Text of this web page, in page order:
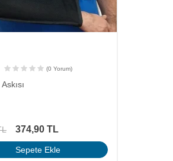
(0 Yorum)
374,90 TL
Sepete Ekle